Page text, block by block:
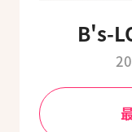
B's-